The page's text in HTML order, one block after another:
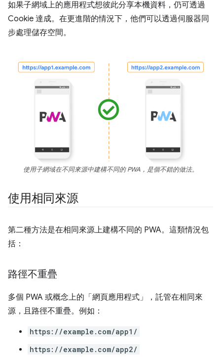
如果子網域上的應用程式想彼此分享本機資料，仍可透過
Cookie 達成。在更進階的情況下，他們可以透過伺服器同
步處理儲存空間。
使用子網域在不同來源中建構不同的 PWA，是個不錯的做法。
使用相同來源
第二種方法是在相同來源上建構不同的 PWA。這類情況包
括：
路徑不重疊
多個 PWA 或概念上的「網頁應用程式」，託管在相同來
源，且路徑不重疊。例如：
https://example.com/app1/
https://example.com/app2/